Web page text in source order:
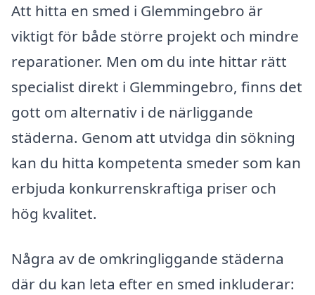
Att hitta en smed i Glemmingebro är
viktigt för både större projekt och mindre
reparationer. Men om du inte hittar rätt
specialist direkt i Glemmingebro, finns det
gott om alternativ i de närliggande
städerna. Genom att utvidga din sökning
kan du hitta kompetenta smeder som kan
erbjuda konkurrenskraftiga priser och
hög kvalitet.
Några av de omkringliggande städerna
där du kan leta efter en smed inkluderar: